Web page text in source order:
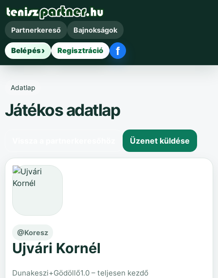
Partnerkereső Bajnokságok
Belépés Regisztráció fFacebook belépés
Adatlap
Játékos adatlap
Üzenet küldése
@Koresz
Ujvári Kornél
Dunakeszi+Gödöllő1.0 – teljesen kezdő